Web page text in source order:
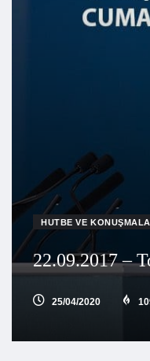
HUTBE VE
22.09.2017 –
25/04/2020